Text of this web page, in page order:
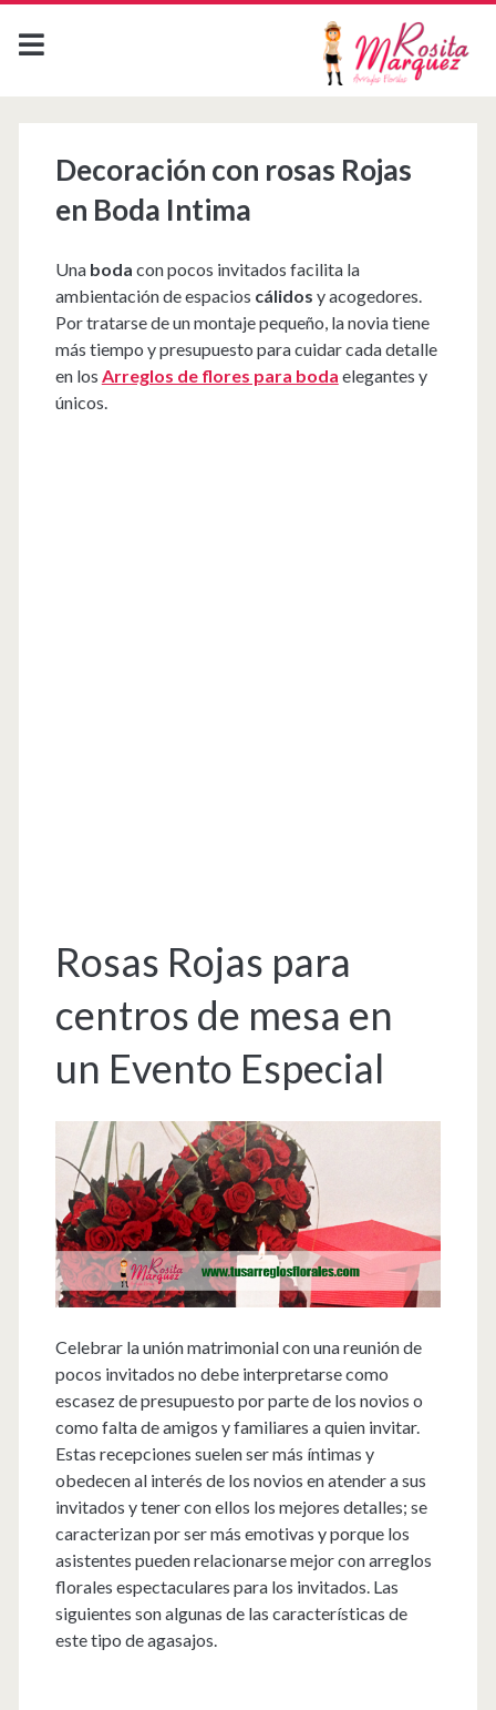
Decoración con rosas Rojas
en Boda Intima
Una boda con pocos invitados facilita la
ambientación de espacios cálidos y acogedores.
Por tratarse de un montaje pequeño, la novia tiene
más tiempo y presupuesto para cuidar cada detalle
en los Arreglos de flores para boda elegantes y
únicos.
Rosas Rojas para
centros de mesa en
un Evento Especial
Celebrar la unión matrimonial con una reunión de
pocos invitados no debe interpretarse como
escasez de presupuesto por parte de los novios o
como falta de amigos y familiares a quien invitar.
Estas recepciones suelen ser más íntimas y
obedecen al interés de los novios en atender a sus
invitados y tener con ellos los mejores detalles; se
caracterizan por ser más emotivas y porque los
asistentes pueden relacionarse mejor con arreglos
florales espectaculares para los invitados. Las
siguientes son algunas de las características de
este tipo de agasajos.